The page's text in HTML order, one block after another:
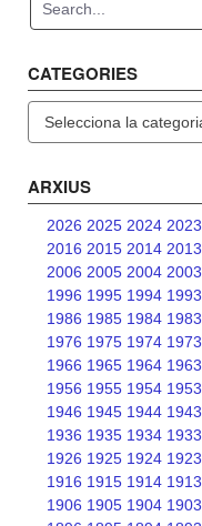
CATEGORIES
ARXIUS
2026 2025 2024 2023
2016 2015 2014 2013
2006 2005 2004 2003
1996 1995 1994 1993
1986 1985 1984 1983
1976 1975 1974 1973
1966 1965 1964 1963
1956 1955 1954 1953
1946 1945 1944 1943
1936 1935 1934 1933
1926 1925 1924 1923
1916 1915 1914 1913
1906 1905 1904 1903